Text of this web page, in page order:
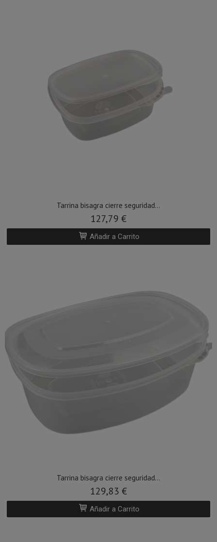
Tarrina bisagra cierre seguridad...
127,79 €
Añadir a Carrito
Tarrina bisagra cierre seguridad...
129,83 €
Añadir a Carrito